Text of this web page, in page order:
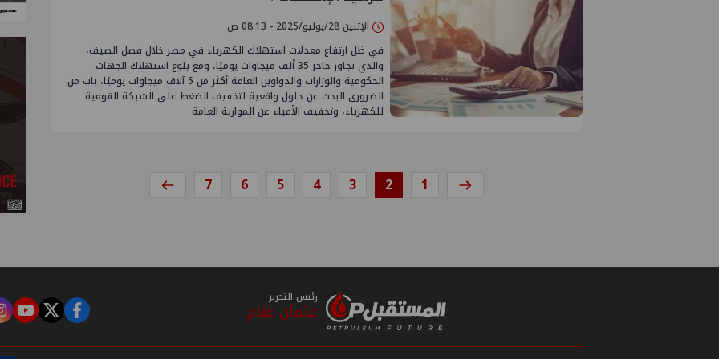
الإثنين 28/يوليو/2025 - 08:13 ص
في ظل ارتفاع معدلات استهلاك الكهرباء في مصر خلال فصل الصيف،
والذي تجاوز حاجز 35 ألف ميجاوات يوميًا، ومع بلوغ استهلاك الجهات
الحكومية والوزارات والدواوين العامة أكثر من 5 آلاف ميجاوات يوميًا، بات من
الضروري البحث عن حلول واقعية لتخفيف الضغط على الشبكة القومية
للكهرباء، وتخفيف الأعباء عن الموازنة العامة
1
2
3
4
5
6
7
رئيس التحرير
عثمان علام facebook
twitter